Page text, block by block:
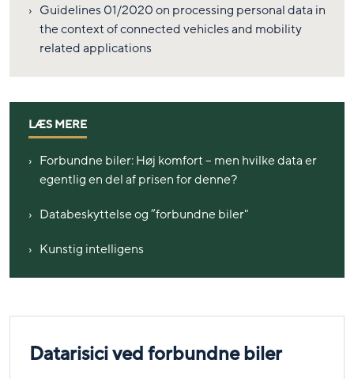
Guidelines 01/2020 on processing personal data in
the context of connected vehicles and mobility
related applications
LÆS MERE
Forbundne biler: Høj komfort – men hvilke data er
egentlig en del af prisen for denne?
Databeskyttelse og ”forbundne biler"
Kunstig intelligens
Datarisici ved forbundne biler